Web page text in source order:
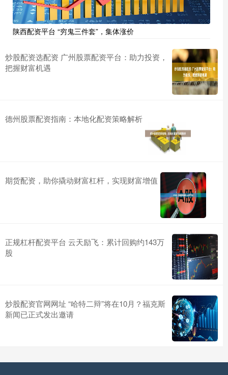
陕西配资平台 “穷鬼三件套”，集体涨价
炒股配资选配资 广州股票配资平台：助力投资，
把握财富机遇
德州股票配资指南：本地化配资策略解析
期货配资，助你撬动财富杠杆，实现财富增值
正规杠杆配资平台 云天励飞：累计回购约143万
股
炒股配资官网网址 “哈特二辩”将在10月？福克斯
新闻已正式发出邀请